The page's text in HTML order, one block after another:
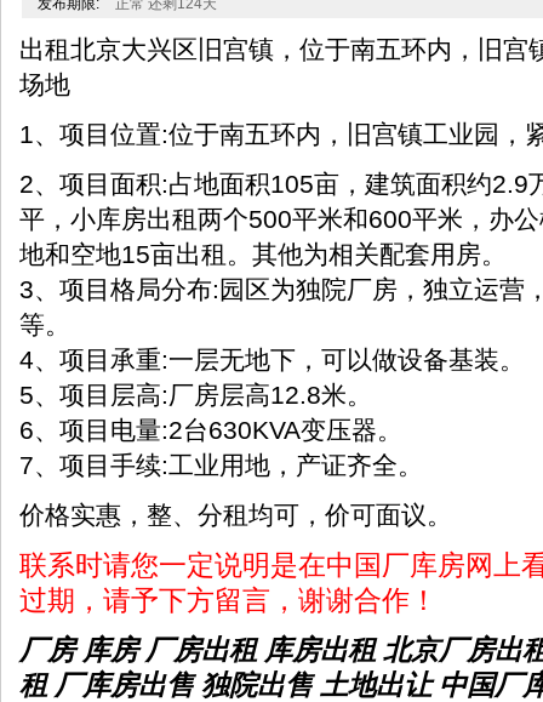
发布期限:
正常 还剩124天
出租北京大兴区旧宫镇， 位于南五环内，旧宫
场地
1、项目位置:位于南五环内，旧宫镇工业园，
2、项目面积:占地面积105亩，建筑面积约2.9
平，小库房出租两个500平米和600平米，办
地和空地15亩出租。其他为相关配套用房。
3、项目格局分布:园区为独院厂房，独立运营
等。
4、项目承重:一层无地下，可以做设备基装。
5、项目层高:厂房层高12.8米。
6、项目电量:2台630KVA变压器。
7、项目手续:工业用地，产证齐全。
价格实惠，整、分租均可，价可面议。
联系时请您一定说明是在中国厂库房网上
过期，请予下方留言，谢谢合作！
厂房 库房 厂房出租 库房出租 北京厂房出
租 厂库房出售 独院出售 土地出让 中国厂